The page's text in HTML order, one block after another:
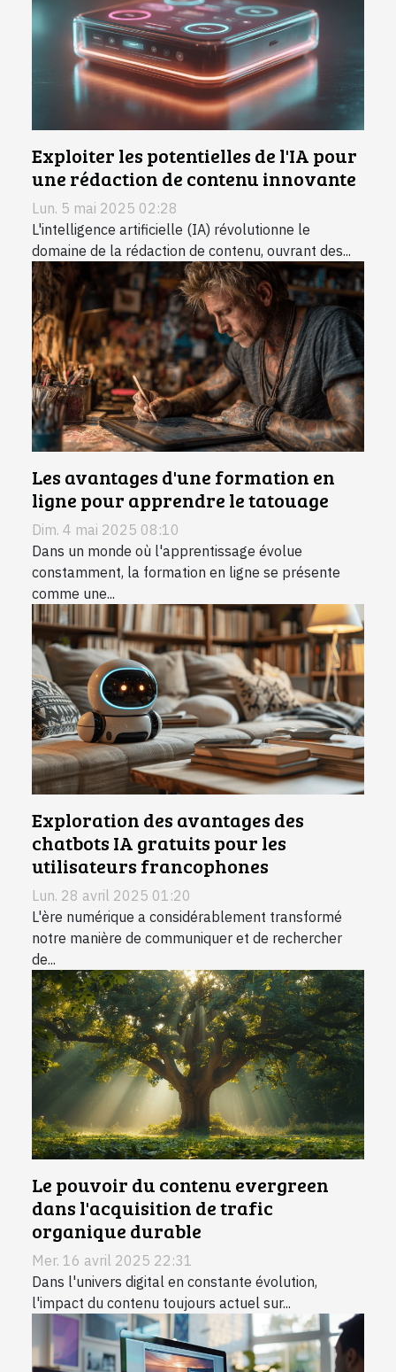
Exploiter les potentielles de l'IA pour
une rédaction de contenu innovante
Lun. 5 mai 2025 02:28
L'intelligence artificielle (IA) révolutionne le
domaine de la rédaction de contenu, ouvrant des...
Les avantages d'une formation en
ligne pour apprendre le tatouage
Dim. 4 mai 2025 08:10
Dans un monde où l'apprentissage évolue
constamment, la formation en ligne se présente
comme une...
Exploration des avantages des
chatbots IA gratuits pour les
utilisateurs francophones
Lun. 28 avril 2025 01:20
L'ère numérique a considérablement transformé
notre manière de communiquer et de rechercher
de...
Le pouvoir du contenu evergreen
dans l'acquisition de trafic
organique durable
Mer. 16 avril 2025 22:31
Dans l'univers digital en constante évolution,
l'impact du contenu toujours actuel sur...